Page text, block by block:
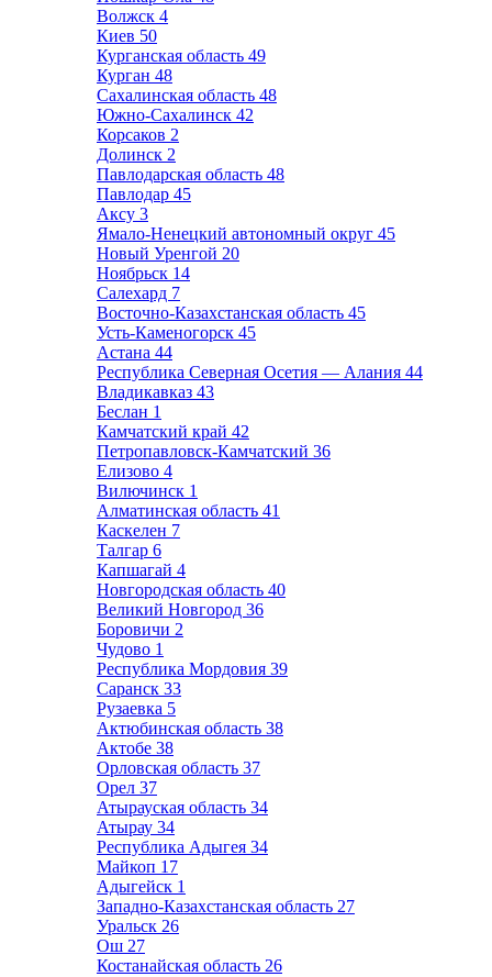
Волжск 4
Киев 50
Курганская область 49
Курган 48
Сахалинская область 48
Южно-Сахалинск 42
Корсаков 2
Долинск 2
Павлодарская область 48
Павлодар 45
Аксу 3
Ямало-Ненецкий автономный округ 45
Новый Уренгой 20
Ноябрьск 14
Салехард 7
Восточно-Казахстанская область 45
Усть-Каменогорск 45
Астана 44
Республика Северная Осетия — Алания 44
Владикавказ 43
Беслан 1
Камчатский край 42
Петропавловск-Камчатский 36
Елизово 4
Вилючинск 1
Алматинская область 41
Каскелен 7
Талгар 6
Капшагай 4
Новгородская область 40
Великий Новгород 36
Боровичи 2
Чудово 1
Республика Мордовия 39
Саранск 33
Рузаевка 5
Актюбинская область 38
Актобе 38
Орловская область 37
Орел 37
Атырауская область 34
Атырау 34
Республика Адыгея 34
Майкоп 17
Адыгейск 1
Западно-Казахстанская область 27
Уральск 26
Ош 27
Костанайская область 26